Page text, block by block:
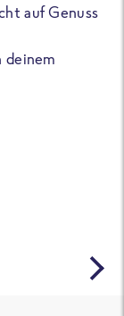
auf Genuss
deinem